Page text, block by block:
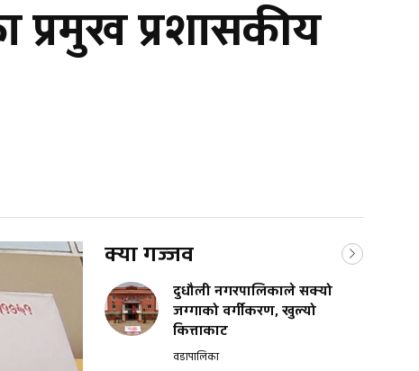
प्रमुख प्रशासकीय
क्या गज्जव
दुधौली नगरपालिकाले सक्यो
जग्गाको वर्गीकरण, खुल्यो
कित्ताकाट
वडापालिका